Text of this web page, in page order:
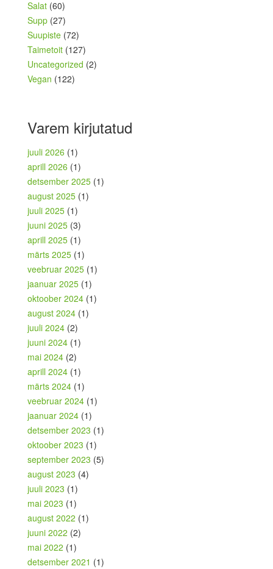
Salat (60)
Supp (27)
Suupiste (72)
Taimetoit (127)
Uncategorized (2)
Vegan (122)
Varem kirjutatud
juuli 2026 (1)
aprill 2026 (1)
detsember 2025 (1)
august 2025 (1)
juuli 2025 (1)
juuni 2025 (3)
aprill 2025 (1)
märts 2025 (1)
veebruar 2025 (1)
jaanuar 2025 (1)
oktoober 2024 (1)
august 2024 (1)
juuli 2024 (2)
juuni 2024 (1)
mai 2024 (2)
aprill 2024 (1)
märts 2024 (1)
veebruar 2024 (1)
jaanuar 2024 (1)
detsember 2023 (1)
oktoober 2023 (1)
september 2023 (5)
august 2023 (4)
juuli 2023 (1)
mai 2023 (1)
august 2022 (1)
juuni 2022 (2)
mai 2022 (1)
detsember 2021 (1)